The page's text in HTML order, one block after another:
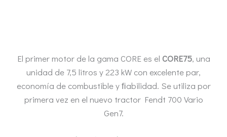
El primer motor de la gama CORE es el CORE75, una
unidad de 7,5 litros y 223 kW con excelente par,
economía de combustible y ﬁabilidad. Se utiliza por
primera vez en el nuevo tractor Fendt 700 Vario
Gen7.